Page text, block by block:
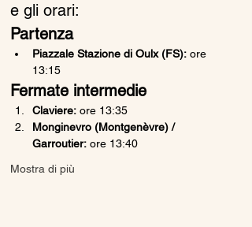
e gli orari:
Partenza
Piazzale Stazione di Oulx (FS): ore
13:15
Fermate intermedie
Claviere: ore 13:35
Monginevro (Montgenèvre) /
Garroutier: ore 13:40
Mostra di più